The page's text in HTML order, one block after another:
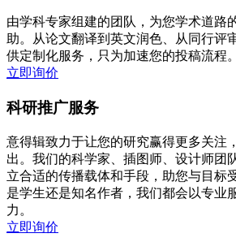
由学科专家组建的团队，为您学术道路
助。从论文翻译到英文润色、从同行评
供定制化服务，只为加速您的投稿流程。
立即询价
科研推广服务
意得辑致力于让您的研究赢得更多关注
出。我们的科学家、插图师、设计师团
立合适的传播载体和手段，助您与目标
是学生还是知名作者，我们都会以专业
力。
立即询价